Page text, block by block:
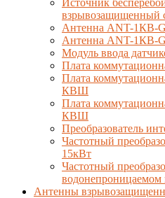
взрывозащищенный
Антенна ANT-1КВ-
Антенна ANT-1КВ-
Модуль ввода
Плата
Плата
КВШ
Плата
КВШ
Преобразователь
Частотный
15кВт
Частотный
водонепроницаемом
Антенны